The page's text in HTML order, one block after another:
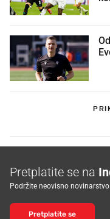
Pretplatite se na
Podržite neovisno
Pretplatite se